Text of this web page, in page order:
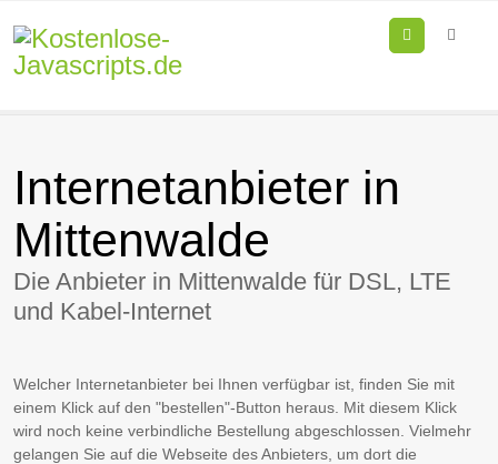
Menu
Internetanbieter in
Mittenwalde
Die Anbieter in Mittenwalde für DSL, LTE
und Kabel-Internet
Welcher Internetanbieter bei Ihnen verfügbar ist, finden Sie mit
einem Klick auf den "bestellen"-Button heraus. Mit diesem Klick
wird noch keine verbindliche Bestellung abgeschlossen. Vielmehr
gelangen Sie auf die Webseite des Anbieters, um dort die